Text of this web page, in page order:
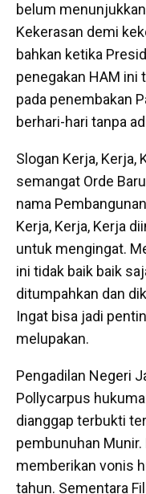
belum
Kekerasan demi
bahkan ketika
penegakan HAM ini
pada penembakan
berhari-hari tanpa
Slogan Kerja, Kerja,
semangat Orde
nama
Kerja, Kerja, Kerja
untuk mengingat.
ini tidak baik baik
ditumpahkan dan
Ingat bisa jadi
melupakan.
Pengadilan Negeri
Pollycarpus
dianggap terbukti
pembunuhan
memberikan vonis
tahun. Sementara